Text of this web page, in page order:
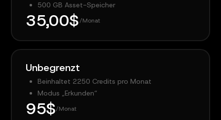
500 GB Asset-Speicher
35,00$/Monat
Unbegrenzt
Beinhaltet 2250 Credits pro Monat
Modus „Erkunden“
95$/Monat